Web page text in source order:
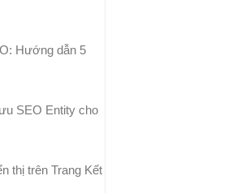
Hướng dẫn 5
SEO Entity cho
thị trên Trang Kết